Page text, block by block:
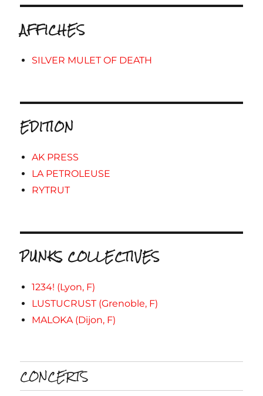
AFFICHES
SILVER MULET OF DEATH
EDITION
AK PRESS
LA PETROLEUSE
RYTRUT
PUNKS COLLECTIVES
1234! (Lyon, F)
LUSTUCRUST (Grenoble, F)
MALOKA (Dijon, F)
CONCERTS